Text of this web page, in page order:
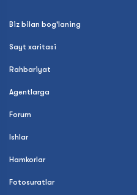
Biz bilan bog'laning
Sayt xaritasi
Rahbariyat
Agentlarga
Forum
Ishlar
Hamkorlar
Fotosuratlar